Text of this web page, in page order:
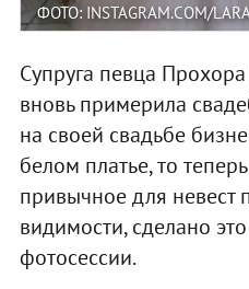
ФОТО: INSTAGRAM.COM/
Супруга певца
вновь примерила
на своей свадьбе
белом платье, то
привычное для невест
видимости, сделано
фотосессии.